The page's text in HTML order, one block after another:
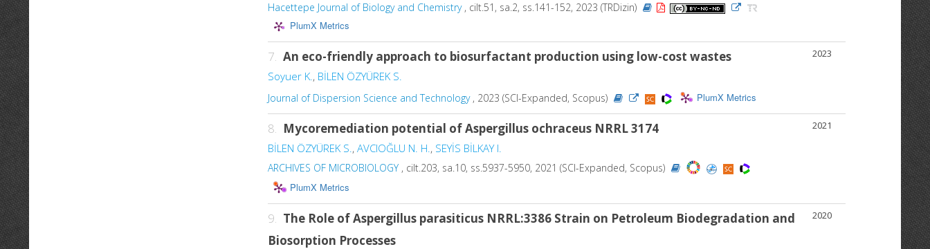
Hacettepe Journal of Biology and Chemistry, cilt.51, sa.2, ss.141-152, 2023 (TRDizin)
PlumX Metrics
2023
7. An eco-friendly approach to biosurfactant production using low-cost wastes
Soyuer K., BİLEN ÖZYÜREK S.
Journal of Dispersion Science and Technology, 2023 (SCI-Expanded, Scopus) PlumX Metrics
2021
8. Mycoremediation potential of Aspergillus ochraceus NRRL 3174
BİLEN ÖZYÜREK S., AVCIOĞLU N. H., SEYİS BİLKAY I.
ARCHIVES OF MICROBIOLOGY , cilt.203, sa.10, ss.5937-5950, 2021 (SCI-Expanded, Scopus)
PlumX Metrics
2020
9. The Role of Aspergillus parasiticus NRRL:3386 Strain on Petroleum Biodegradation and
Biosorption Processes